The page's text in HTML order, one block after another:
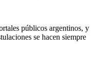
públicos argentinos, y
se hacen siempre